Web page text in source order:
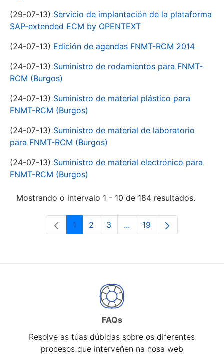
(29-07-13) Servicio de implantación de la plataforma
SAP-extended ECM by OPENTEXT
(24-07-13) Edición de agendas FNMT-RCM 2014
(24-07-13) Suministro de rodamientos para FNMT-
RCM (Burgos)
(24-07-13) Suministro de material plástico para
FNMT-RCM (Burgos)
(24-07-13) Suministro de material de laboratorio
para FNMT-RCM (Burgos)
(24-07-13) Suministro de material electrónico para
FNMT-RCM (Burgos)
Mostrando o intervalo 1 - 10 de 184 resultados.
Páxina
1 Páxina
2 Páxina
3 ...Páxinas intermedias Use
Páxina
19
FAQs
Resolve as túas dúbidas sobre os diferentes
procesos que interveñen na nosa web